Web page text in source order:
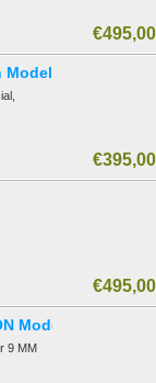
€495,00
52-2
€395,00
€495,00
Model 469
9 MM